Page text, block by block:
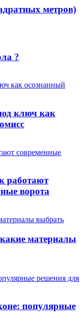
метров)
?
ключ как
работают
ворота
материалы
популярные